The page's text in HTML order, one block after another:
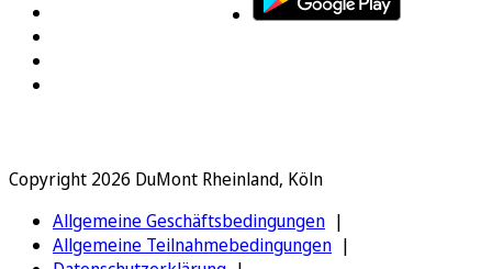
Copyright 2026 DuMont Rheinland, Köln
Allgemeine Geschäftsbedingungen
Allgemeine Teilnahmebedingungen